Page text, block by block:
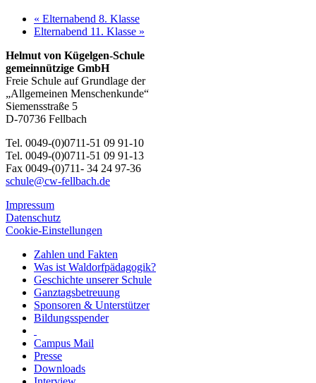
« Elternabend 8. Klasse
Elternabend 11. Klasse »
Helmut von Kügelgen-Schule
gemeinnützige GmbH
Freie Schule auf Grundlage der
„Allgemeinen Menschenkunde“
Siemensstraße 5
D-70736 Fellbach
Tel. 0049-(0)0711-51 09 91-10
Tel. 0049-(0)0711-51 09 91-13
Fax 0049-(0)711- 34 24 97-36
schule@cw-fellbach.de
Impressum
Datenschutz
Cookie-Einstellungen
Zahlen und Fakten
Was ist Waldorfpädagogik?
Geschichte unserer Schule
Ganztagsbetreuung
Sponsoren & Unterstützer
Bildungsspender
Campus Mail
Presse
Downloads